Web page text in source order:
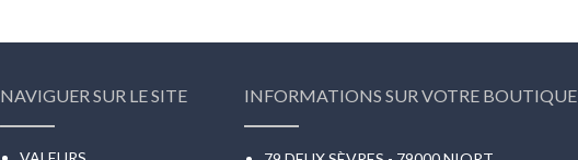
NAVIGUER SUR LE SITE INFORMATIONS SUR VOTRE BOUTIQUE